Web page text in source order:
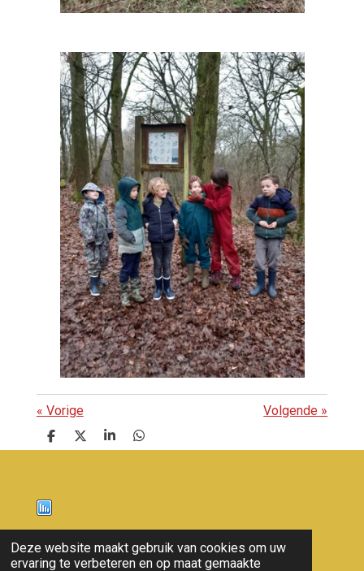
Deze website maakt gebruik van cookies om uw
ervaring te verbeteren en op maat gemaakte
« Vorige Volgende »
D
e
D
e
S
h
D
e
Nieuws
© 2011 - 2026 overloon nieuws